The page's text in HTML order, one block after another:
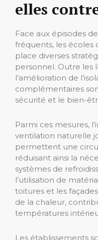
elles
Face aux épisodes
fréquents, les
place diverses
personnel. Outre les
l’amélioration de
complémentaires
sécurité et le bien-
Parmi ces mesures,
ventilation naturelle
permettent une
réduisant ainsi la
systèmes de
l’utilisation de
toitures et les
de la chaleur,
températures
Les établissements